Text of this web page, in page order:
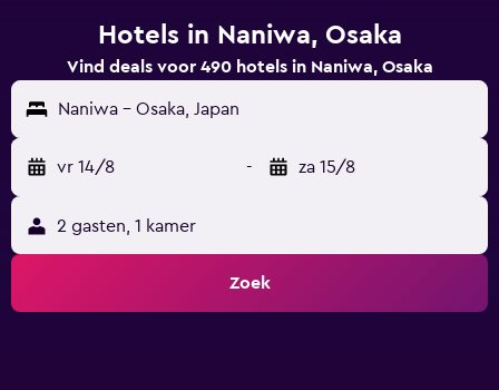
Hotels in Naniwa, Osaka
Vind deals voor 490 hotels in Naniwa, Osaka
Naniwa - Osaka, Japan
vr 14/8 - za 15/8
2 gasten, 1 kamer
Zoek